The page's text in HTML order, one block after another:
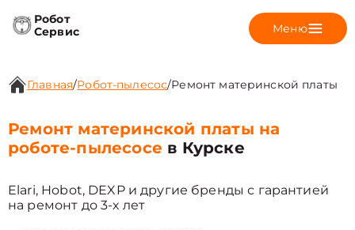
Робот
Сервис
Меню
Главная/Робот-пылесос/Ремонт материнской платы
Ремонт материнской платы на
роботе-пылесосе в Курске
Elari, Hobot, DEXP и другие бренды с гарантией
на ремонт до 3-х лет